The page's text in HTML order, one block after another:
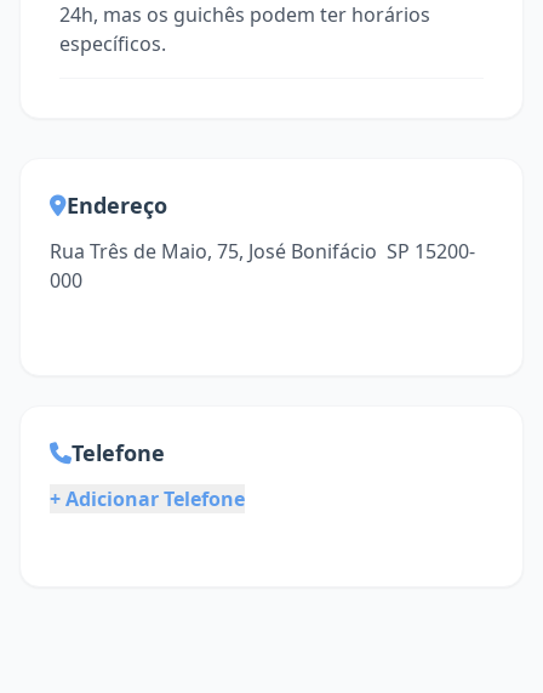
24h, mas os guichês podem ter horários
específicos.
Endereço
Rua Três de Maio, 75, José Bonifácio  SP 15200-
000
Telefone
+ Adicionar Telefone